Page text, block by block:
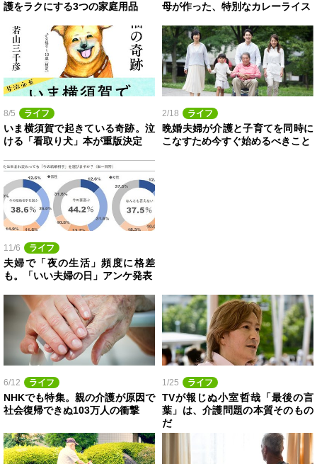
護をラクにする3つの家庭用品
母が作った、特別なカレーライス
8/5 ライフ
いま横須賀で起きている奇跡。泣
ける「看取り犬」本が重版決定
2/18 ライフ
晩婚夫婦が介護と子育てを同時に
こなすため今すぐ始めるべきこと
11/6 ライフ
夫婦で「夜の生活」頻度に格差
も。「いい夫婦の日」アンケ発表
6/12 ライフ
NHKでも特集。親の介護が原因で
社会復帰できぬ103万人の衝撃
1/25 ライフ
TVが報じぬ小室哲哉「最後の言
葉」は、介護問題の本質そのもの
だ